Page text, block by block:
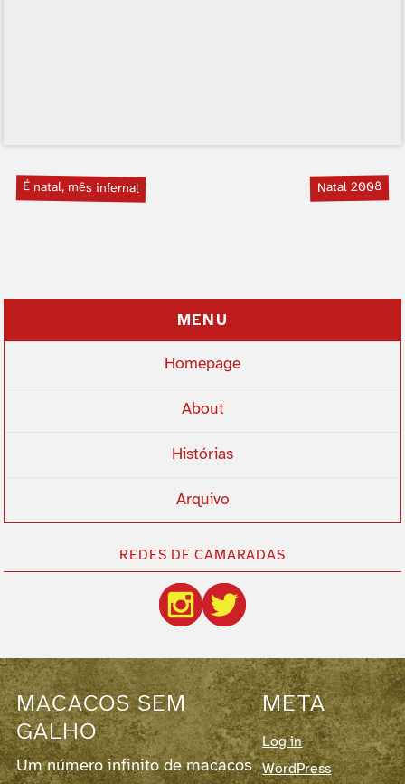
É natal, mês infernal Natal 2008
MENU
Homepage
About
Histórias
Arquivo
REDES DE CAMARADAS
MACACOS SEM
GALHO
Um número infinito de macacos
META
Log in
WordPress